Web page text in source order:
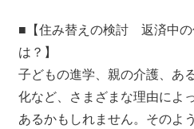
■【住み替えの検討 返済中の
は？】
子どもの進学、親の介護、あ
化など、さまざまな理由によ
あるかもしれません。そのよ